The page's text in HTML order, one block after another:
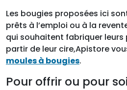
Les bougies proposées ici
prêts à l’emploi ou à la
qui souhaitent fabriquer leurs
partir de leur cire,Apistore
moules à bougies.
Pour offrir ou pour soi